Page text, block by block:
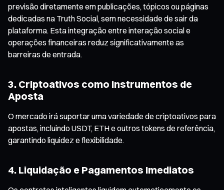
previsão diretamente em publicações, tópicos ou páginas
dedicadas na Truth Social, sem necessidade de sair da
plataforma. Esta integração entre interação social e
operações financeiras reduz significativamente as
barreiras de entrada.
3. Criptoativos como Instrumentos de
Aposta
O mercado irá suportar uma variedade de criptoativos para
apostas, incluindo USDT, ETH e outros tokens de referência,
garantindo liquidez e flexibilidade.
4. Liquidação e Pagamentos Imediatos